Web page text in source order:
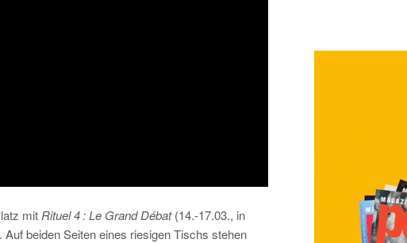
mit Rituel 4 : Le Grand Débat(14.-17.03., in
beiden Seiten eines riesigen Tischs stehen